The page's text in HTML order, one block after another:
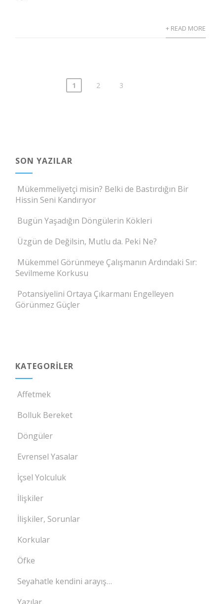
+ READ MORE
1 2 3
SON YAZILAR
Mükemmeliyetçi misin? Belki de Bastırdığın Bir
Hissin Seni Kandırıyor
Bugün Yaşadığın Döngülerin Kökleri
Üzgün de Değilsin, Mutlu da. Peki Ne?
Mükemmel Görünmeye Çalışmanın Ardındaki Sır:
Sevilmeme Korkusu
Potansiyelini Ortaya Çıkarmanı Engelleyen
Görünmez Güçler
KATEGORILER
Affetmek
Bolluk Bereket
Döngüler
Evrensel Yasalar
İçsel Yolculuk
İlişkiler
İlişkiler, Sorunlar
Korkular
Öfke
Seyahatle kendini arayış…